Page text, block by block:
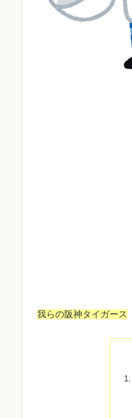
我らの阪神タイガース